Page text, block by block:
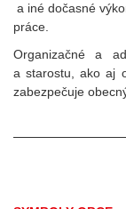
a iné dočasné
práce.
Organizačné a
a starostu, ako aj
zabezpečuje